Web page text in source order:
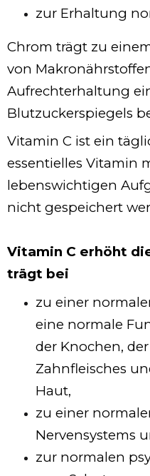
zur Erhaltung
Chrom trägt zu
von
Aufrechterhaltung
Blutzuckerspiegels
Vitamin C ist ein
essentielles Vitamin
lebenswichtigen
nicht gespeichert
Vitamin C erhöht
trägt bei
zu einer
eine normale
der Knochen,
Zahnfleisches
Haut,
zu einer
Nervensystems
zur normalen